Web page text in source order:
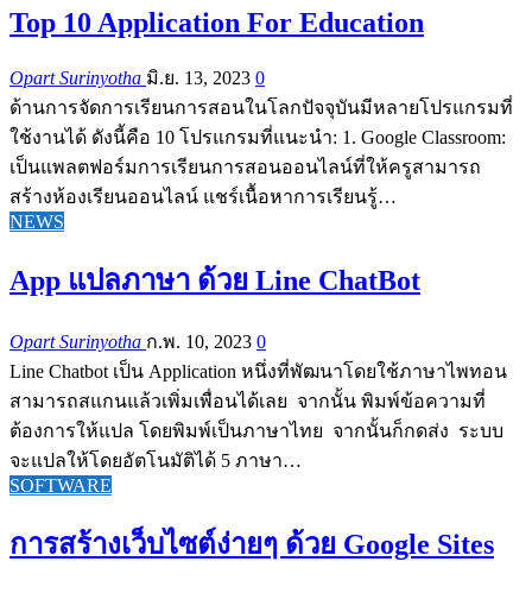
Top 10 Application For Education
Opart Surinyotha มิ.ย. 13, 2023 0
ด้านการจัดการเรียนการสอนในโลกปัจจุบันมีหลายโปรแกรมที่
ใช้งานได้ ดังนี้คือ 10 โปรแกรมที่แนะนำ: 1. Google Classroom:
เป็นแพลตฟอร์มการเรียนการสอนออนไลน์ที่ให้ครูสามารถ
สร้างห้องเรียนออนไลน์ แชร์เนื้อหาการเรียนรู้…
NEWS
App แปลภาษา ด้วย Line ChatBot
Opart Surinyotha ก.พ. 10, 2023 0
Line Chatbot เป็น Application หนึ่งที่พัฒนาโดยใช้ภาษาไพทอน
สามารถสแกนแล้วเพิ่มเพื่อนได้เลย จากนั้น พิมพ์ข้อความที่
ต้องการให้แปล โดยพิมพ์เป็นภาษาไทย จากนั้นก็กดส่ง ระบบ
จะแปลให้โดยอัตโนมัติได้ 5 ภาษา…
SOFTWARE
การสร้างเว็บไซต์ง่ายๆ ด้วย Google Sites